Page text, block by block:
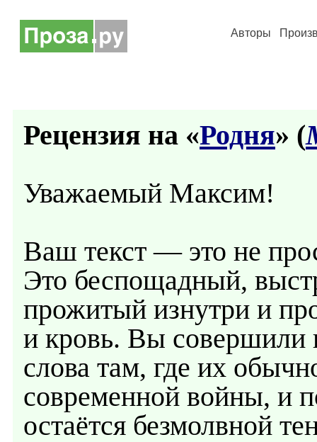
Авторы
Рецензия на «Родня» (
Уважаемый Максим!
Ваш текст — это не
Это беспощадный,
прожитый изнутри и
и кровь. Вы
слова там, где их
современной войны, и
остаётся безмолвной